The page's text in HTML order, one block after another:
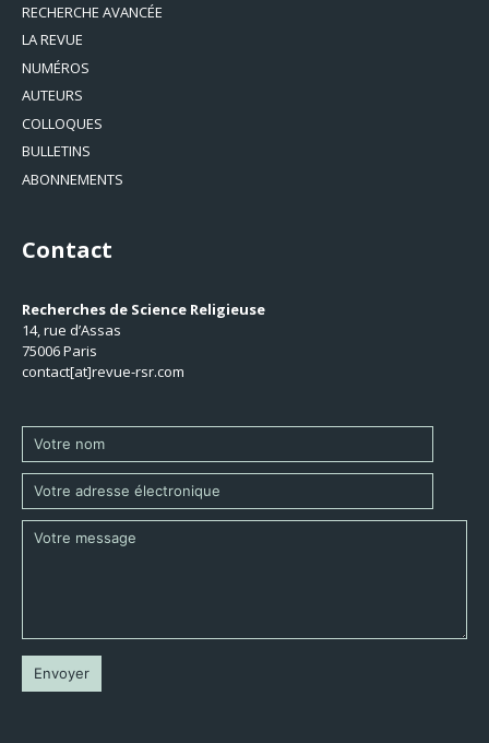
RECHERCHE AVANCÉE
LA REVUE
NUMÉROS
AUTEURS
COLLOQUES
BULLETINS
ABONNEMENTS
Contact
Recherches de Science Religieuse
14, rue d’Assas
75006 Paris
contact[at]revue-rsr.com